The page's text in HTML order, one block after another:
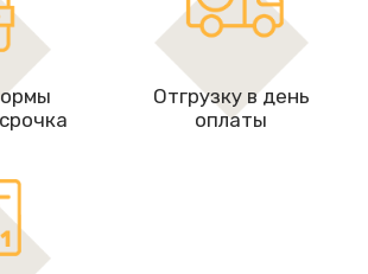
Отгрузку в день
оплаты